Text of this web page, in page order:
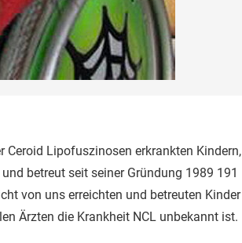
Ceroid Lipofuszinosen erkrankten Kindern,
betreut seit seiner Gründung 1989 191
von uns erreichten und betreuten Kinder
Ärzten die Krankheit NCL unbekannt ist.